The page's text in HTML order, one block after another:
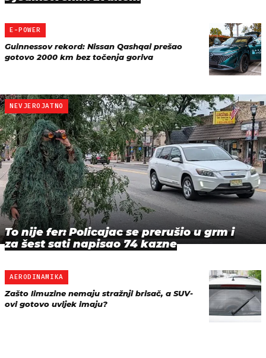
E-POWER
Guinnessov rekord: Nissan Qashqai prešao
gotovo 2000 km bez točenja goriva
NEVJEROJATNO
To nije fer: Policajac se prerušio u grm i
za šest sati napisao 74 kazne
AERODINAMIKA
Zašto limuzine nemaju stražnji brisač, a SUV-
ovi gotovo uvijek imaju?